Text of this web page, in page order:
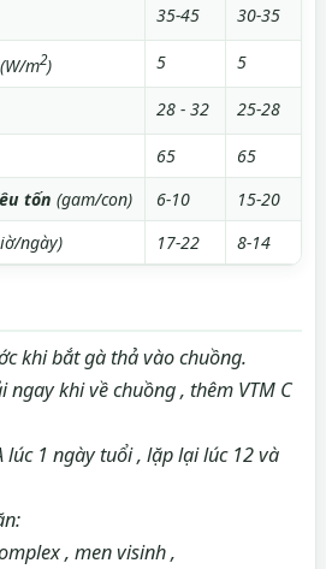
35-45 30-35
(W/m2) 5 5
28 - 32 25-28
65 65
tốn (gam/con) 6-10 15-20
ngày)
17-22 8-14
khi bắt gà thả vào chuồng.
ngay khi về chuồng , thêm VTM C
lúc 1 ngày tuổi , lặp lại lúc 12 và
, men visinh ,